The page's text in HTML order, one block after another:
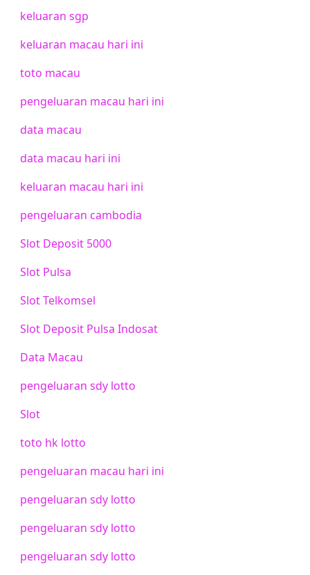
keluaran sgp
keluaran macau hari ini
toto macau
pengeluaran macau hari ini
data macau
data macau hari ini
keluaran macau hari ini
pengeluaran cambodia
Slot Deposit 5000
Slot Pulsa
Slot Telkomsel
Slot Deposit Pulsa Indosat
Data Macau
pengeluaran sdy lotto
Slot
toto hk lotto
pengeluaran macau hari ini
pengeluaran sdy lotto
pengeluaran sdy lotto
pengeluaran sdy lotto